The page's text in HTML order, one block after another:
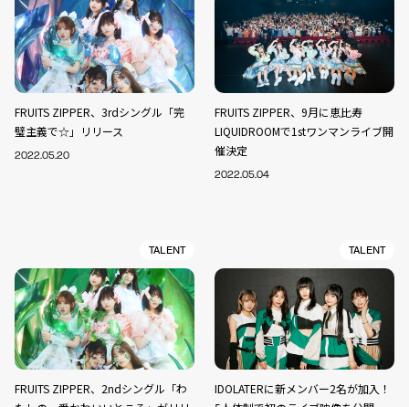
FRUITS ZIPPER、3rdシングル「完
璧主義で☆」リリース
2022.05.20
FRUITS ZIPPER、9月に恵比寿
LIQUIDROOMで1stワンマンライブ開
催決定
2022.05.04
TALENT
FRUITS ZIPPER、2ndシングル「わ
TALENT
IDOLATERに新メンバー2名が加入！